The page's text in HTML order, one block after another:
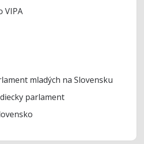
VIPA
mladých na Slovensku
parlament